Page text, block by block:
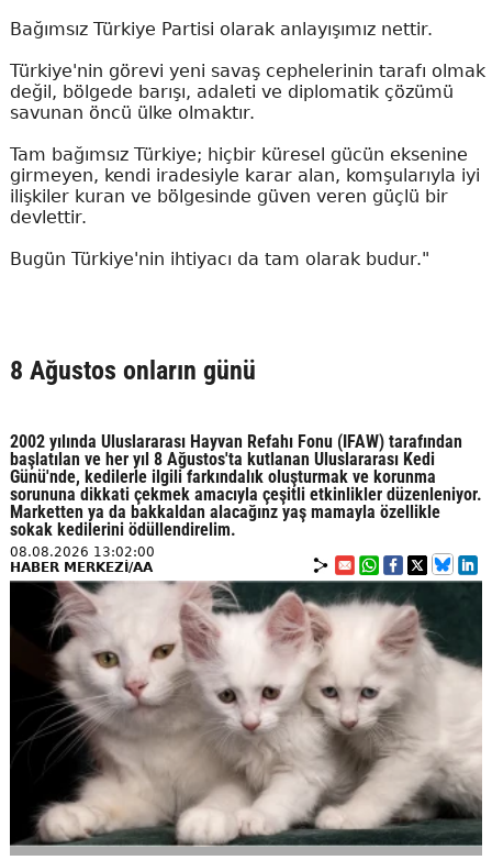
Bağımsız Türkiye Partisi olarak anlayışımız nettir.
Türkiye'nin görevi yeni savaş cephelerinin tarafı olmak
değil, bölgede barışı, adaleti ve diplomatik çözümü
savunan öncü ülke olmaktır.
Tam bağımsız Türkiye; hiçbir küresel gücün eksenine
girmeyen, kendi iradesiyle karar alan, komşularıyla iyi
ilişkiler kuran ve bölgesinde güven veren güçlü bir
devlettir.
Bugün Türkiye'nin ihtiyacı da tam olarak budur."
8 Ağustos onların günü
2002 yılında Uluslararası Hayvan Refahı Fonu (IFAW) tarafından
başlatılan ve her yıl 8 Ağustos'ta kutlanan Uluslararası Kedi
Günü'nde, kedilerle ilgili farkındalık oluşturmak ve korunma
sorununa dikkati çekmek amacıyla çeşitli etkinlikler düzenleniyor.
Marketten ya da bakkaldan alacağınz yaş mamayla özellikle
sokak kedilerini ödüllendirelim.
08.08.2026 13:02:00
HABER MERKEZİ/AA